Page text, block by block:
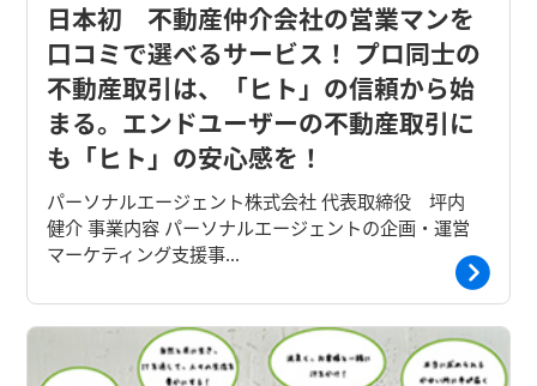
日本初 不動産仲介会社の営業マンを
口コミで選べるサービス！ プロ同士の
不動産取引は、「ヒト」の信頼から始
まる。エンドユーザーの不動産取引に
も「ヒト」の安心感を！
パーソナルエージェント株式会社 代表取締役 坪内
健介 事業内容 パーソナルエージェントの企画・運営
マーケティング支援事…